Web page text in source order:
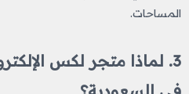
المساحات.
3. لماذا متجر لكس